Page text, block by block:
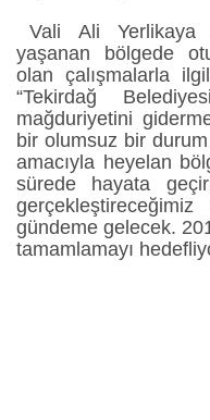
Vali Ali Yerlikaya
yaşanan bölgede
olan çalışmalarla
“Tekirdağ
mağduriyetini
bir olumsuz bir
amacıyla heyelan
sürede hayata
gündeme gelecek.
tamamlamayı